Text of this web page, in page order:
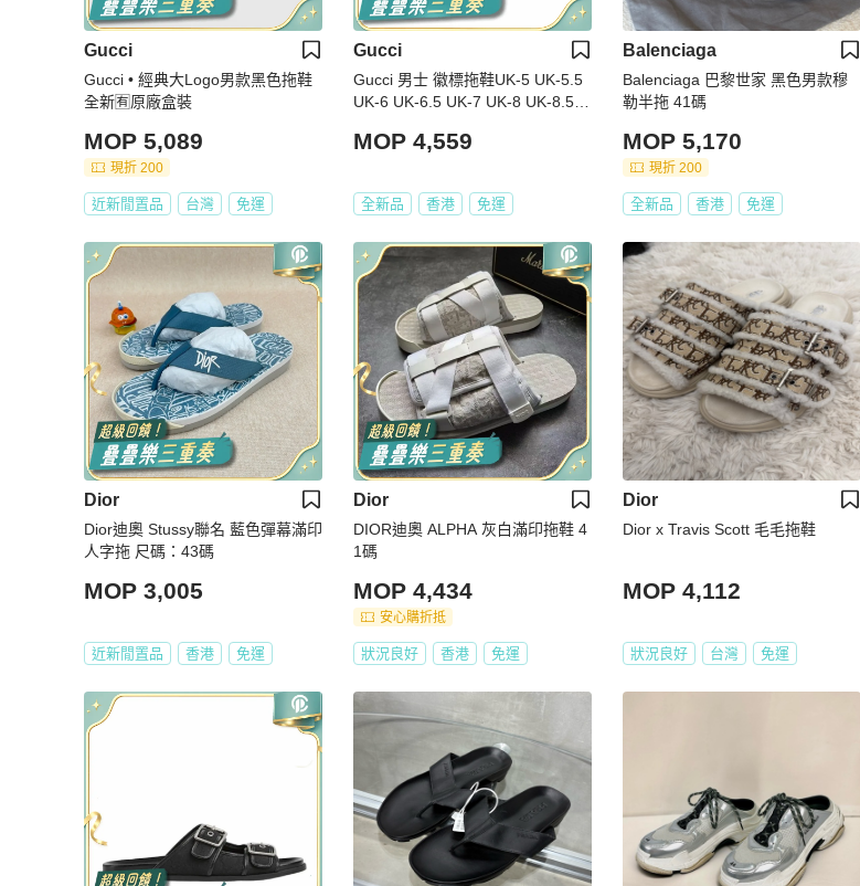
Gucci
Gucci • 經典大Logo男款黑色拖鞋
全新🈶原廠盒裝
MOP 5,089
現折 200
近新閒置品 台灣 免運
Gucci
Gucci 男士 徽標拖鞋UK-5 UK-5.5
UK-6 UK-6.5 UK-7 UK-8 UK-8.5 U
MOP 4,559
全新品 香港 免運
Balenciaga
Balenciaga 巴黎世家 黑色男款穆
勒半拖 41碼
MOP 5,170
現折 200
全新品 香港 免運
Dior
Dior迪奧 Stussy聯名 藍色彈幕滿印
人字拖 尺碼：43碼
MOP 3,005
近新閒置品 香港 免運
Dior
DIOR迪奧 ALPHA 灰白滿印拖鞋 4
1碼
MOP 4,434
安心購折抵
狀況良好 香港 免運
Dior
Dior x Travis Scott 毛毛拖鞋
MOP 4,112
狀況良好 台灣 免運